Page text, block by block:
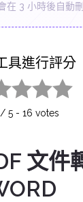
在 3 小時後自動
具進行評分
/ 5 - 16 votes
文件